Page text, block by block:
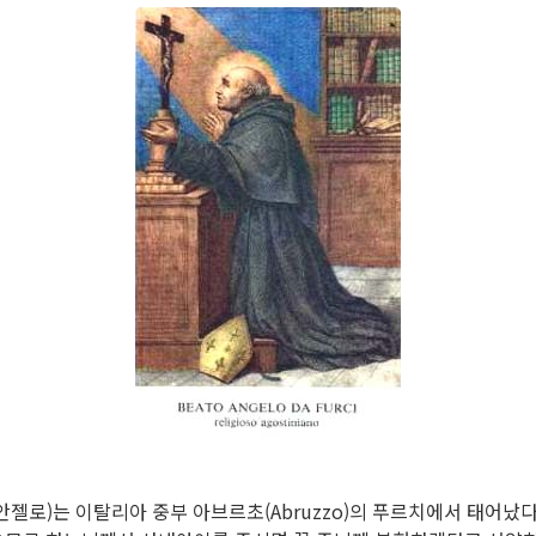
젤로)는 이탈리아 중부 아브르초(Abruzzo)의 푸르치에서 태어났